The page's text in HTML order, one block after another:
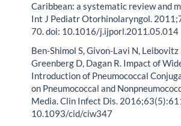
Caribbean: a systematic review and
Int J Pediatr Otorhinolaryngol.
70. doi: 10.1016/j.ijporl.2011.05.014
Ben-Shimol S, Givon-Lavi N, Leibovitz
Greenberg D, Dagan R. Impact of
Introduction of Pneumococcal
on Pneumococcal and
Media. Clin Infect Dis.
10.1093/cid/ciw347